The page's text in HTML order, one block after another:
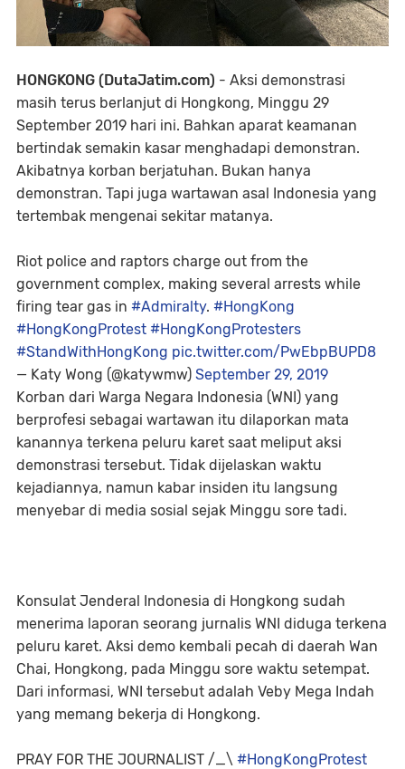
HONGKONG (DutaJatim.com) - Aksi demonstrasi
masih terus berlanjut di Hongkong, Minggu 29
September 2019 hari ini. Bahkan aparat keamanan
bertindak semakin kasar menghadapi demonstran.
Akibatnya korban berjatuhan. Bukan hanya
demonstran. Tapi juga wartawan asal Indonesia yang
tertembak mengenai sekitar matanya.
Riot police and raptors charge out from the
government complex, making several arrests while
firing tear gas in #Admiralty. #HongKong
#HongKongProtest #HongKongProtesters
#StandWithHongKong pic.twitter.com/PwEbpBUPD8
— Katy Wong (@katywmw) September 29, 2019
Korban dari Warga Negara Indonesia (WNI) yang
berprofesi sebagai wartawan itu dilaporkan mata
kanannya terkena peluru karet saat meliput aksi
demonstrasi tersebut. Tidak dijelaskan waktu
kejadiannya, namun kabar insiden itu langsung
menyebar di media sosial sejak Minggu sore tadi.
Konsulat Jenderal Indonesia di Hongkong sudah
menerima laporan seorang jurnalis WNI diduga terkena
peluru karet. Aksi demo kembali pecah di daerah Wan
Chai, Hongkong, pada Minggu sore waktu setempat.
Dari informasi, WNI tersebut adalah Veby Mega Indah
yang memang bekerja di Hongkong.
PRAY FOR THE JOURNALIST /_\ #HongKongProtest